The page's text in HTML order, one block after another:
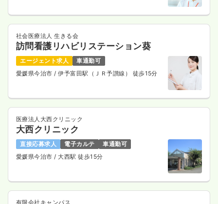
時給2,000円以上可
気になる 詳細を見る
社会医療法人 生きる会
訪問看護リハビリステーション葵
エージェント求人
車通勤可
愛媛県今治市/ 伊予富田駅（ＪＲ予讃線） 徒歩15分
医療法人大西クリニック
大西クリニック
直接応募求人 電子カルテ
車通勤可
愛媛県今治市/ 大西駅 徒歩15分
有限会社キャンパス